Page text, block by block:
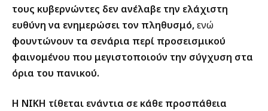
τους κυβερνώντες δεν ανέλαβε την ελάχιστη
ευθύνη να ενημερώσει τον πληθυσμό,ενώ
φουντώνουν τα σενάρια περί προσεισμικού
φαινομένου που μεγιστοποιούν την σύγχυση στα
όρια του πανικού.
Η ΝΙΚΗ τίθεται ενάντια σε κάθε προσπάθεια